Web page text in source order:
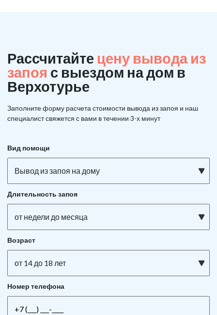
Рассчитайте цену вывода из
запоя с выездом на дом в
Верхотурье
Заполните форму расчета стоимости вывода из запоя и наш
специалист свяжется с вами в течении 3-х минут
Вид помощи
Вывод из запоя на дому
Длительность запоя
от недели до месяца
Возраст
от 14 до 18 лет
Номер телефона